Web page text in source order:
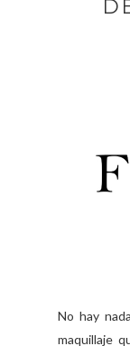
No hay
maquillaje